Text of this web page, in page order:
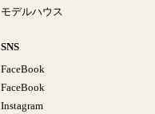
モデルハウス
SNS
FaceBook
FaceBook
Instagram